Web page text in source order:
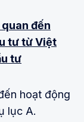
đến
tư từ Việt
tư
hoạt động
lục A.